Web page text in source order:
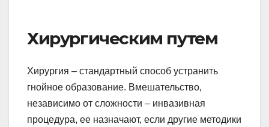
Хирургическим путем
Хирургия – стандартный способ устранить
гнойное образование. Вмешательство,
независимо от сложности – инвазивная
процедура, ее назначают, если другие методики